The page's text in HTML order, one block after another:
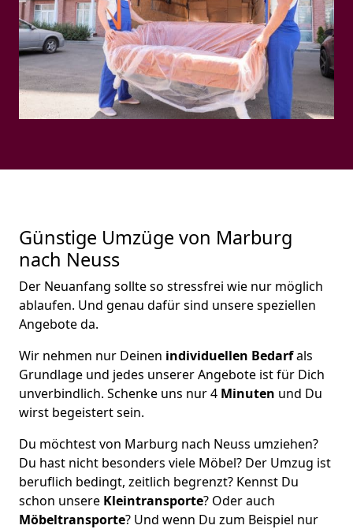
Günstige Umzüge von Marburg
nach Neuss
Der Neuanfang sollte so stressfrei wie nur möglich
ablaufen. Und genau dafür sind unsere speziellen
Angebote da.
Wir nehmen nur Deinen individuellen Bedarfals
Grundlage und jedes unserer Angebote ist für Dich
unverbindlich. Schenke uns nur 4 Minuten und Du
wirst begeistert sein.
Du möchtest von Marburg nach Neuss umziehen?
Du hast nicht besonders viele Möbel? Der Umzug ist
beruflich bedingt, zeitlich begrenzt? Kennst Du
schon unsere Kleintransporte? Oder auch
Möbeltransporte? Und wenn Du zum Beispiel nur